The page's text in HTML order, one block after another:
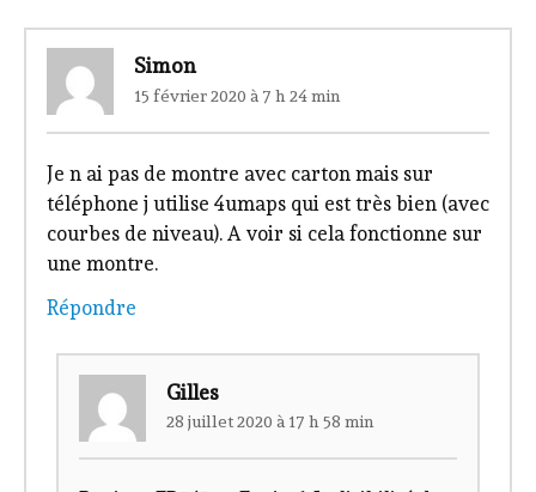
Simon
15 février 2020 à 7 h 24 min
Je n ai pas de montre avec carton mais sur
téléphone j utilise 4umaps qui est très bien (avec
courbes de niveau). A voir si cela fonctionne sur
une montre.
Répondre
Gilles
28 juillet 2020 à 17 h 58 min